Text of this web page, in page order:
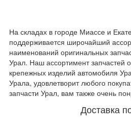
На складах в городе Миассе и
поддерживается широчайший
наименований оригинальных
Урал. Наш ассортимент запчастей
крепежных изделий автомобиля
Урала, удовлетворит любого
запчасти Урал, вам также очень
Доставка